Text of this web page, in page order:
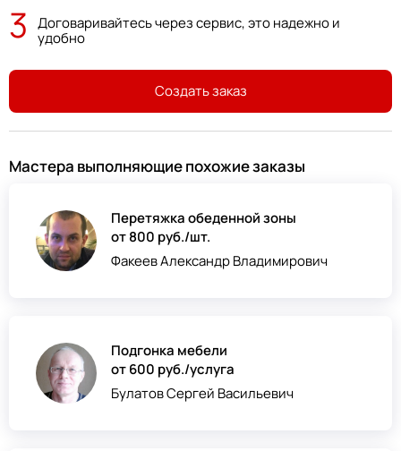
3
Договаривайтесь через сервис, это надежно и
удобно
Создать заказ
Мастера выполняющие похожие заказы
Перетяжка обеденной зоны
от 800 руб./шт.
Факеев Александр Владимирович
Подгонка мебели
от 600 руб./услуга
Булатов Сергей Васильевич